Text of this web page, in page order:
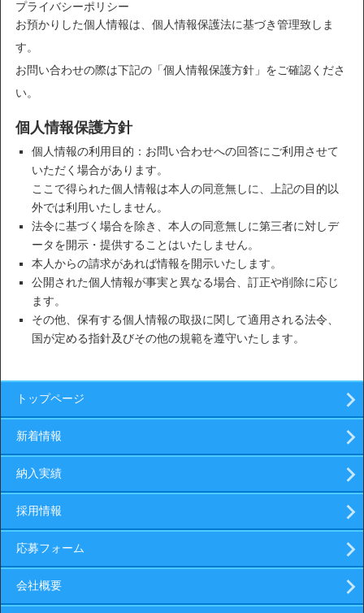
プライバシーポリシー
お預かりした個人情報は、個人情報保護法に基づき管理致しま
す。
お問い合わせの際は下記の「個人情報保護方針」をご確認くださ
い。
個人情報保護方針
個人情報の利用目的：お問い合わせへの回答にご利用させて
いただく場合があります。
ここで得られた個人情報は本人の同意無しに、上記の目的以
外では利用いたしません。
法令に基づく場合を除き、本人の同意無しに第三者に対しデ
ータを開示・提供することはいたしません。
本人からの請求があれば情報を開示いたします。
公開された個人情報が事実と異なる場合、訂正や削除に応じ
ます。
その他、保有する個人情報の取扱に関して適用される法令、
国が定める指針及びその他の規範を遵守いたします。
トップページ
新着情報
納入実績
採用情報
応募フォーム
会社概要